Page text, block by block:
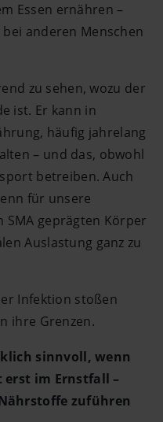
Essen ernähren –
anderen Menschen
zu sehen, wozu der
ist. Er kann in
häufig jahrelang
– und das, obwohl
betreiben. Auch
für unsere
geprägten Körper
Auslastung ganz zu
Infektion stoßen
ihre Grenzen.
sinnvoll, wenn
im Ernstfall –
zuführen